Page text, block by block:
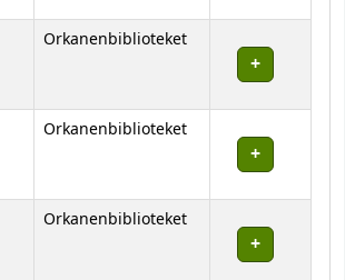
Orkanenbiblioteket
Orkanenbiblioteket
Orkanenbiblioteket